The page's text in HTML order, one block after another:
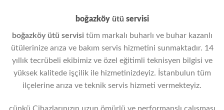
boğazköy ütü servisi
boğazköy ütü servisi tüm markalı buharlı ve buhar kazanlı
ütülerinize arıza ve bakım servis hizmetini sunmaktadır. 14
yıllık tecrübeli ekibimiz ve özel eğitimli teknisyen bilgisi ve
yüksek kalitede işçilik ile hizmetinizdeyiz. İstanbulun tüm
ilçelerine arıza ve teknik servis hizmeti vermekteyiz.